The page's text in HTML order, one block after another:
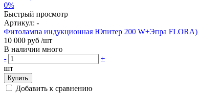
0%
Быстрый просмотр
Артикул: -
Фитолампа индукционная Юпитер 200 W+Эпра FLORA)
10 000 руб /шт
В наличии много
-
+
шт
Купить
Добавить к сравнению